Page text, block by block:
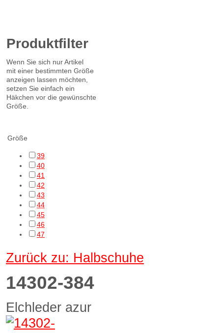
Produktfilter
Wenn Sie sich nur Artikel
mit einer bestimmten Größe
anzeigen lassen möchten,
setzen Sie einfach ein
Häkchen vor die gewünschte
Größe.
Größe
39
40
41
42
43
44
45
46
47
Zurück zu: Halbschuhe
14302-384
Elchleder azur